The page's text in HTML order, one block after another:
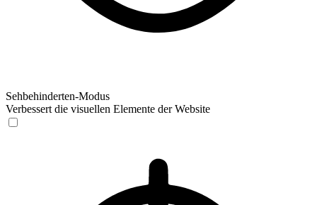
Sehbehinderten-Modus
Verbessert die visuellen Elemente der Website